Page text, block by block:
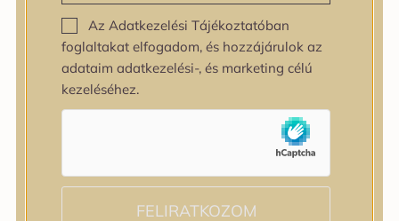
Zsíros
Bőrprobléma
Bőrprobléma
Bőrpír
Dehidratált bőr
Érzékeny bőr
Fakóság
Az Adatkezelési Tájékoztatóban
foglaltakat elfogadom, és hozzájárulok az
adataim adatkezelési-, és marketing célú
kezeléséhez.
FELIRATKOZOM